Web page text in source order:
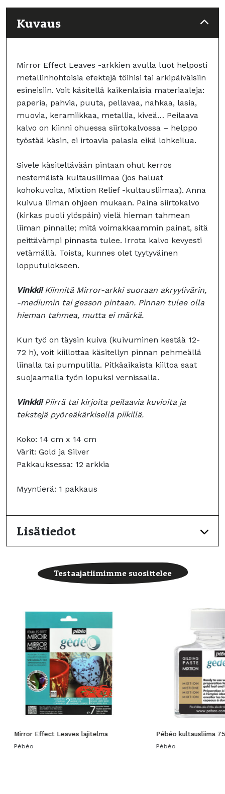
Kuvaus
Mirror Effect Leaves -arkkien avulla luot helposti
metallinhohtoisia efektejä töihisi tai arkipäiväisiin
esineisiin. Voit käsitellä kaikenlaisia materiaaleja:
paperia, pahvia, puuta, pellavaa, nahkaa, lasia,
muovia, keramiikkaa, metallia, kiveä… Peilaava
kalvo on kiinni ohuessa siirtokalvossa – helppo
työstää käsin, ei irtoavia palasia eikä lohkeilua.
Sivele käsiteltävään pintaan ohut kerros
nestemäistä kultausliimaa (jos haluat
kohokuvoita, Mixtion Relief -kultausliimaa). Anna
kuivua liiman ohjeen mukaan. Paina siirtokalvo
(kirkas puoli ylöspäin) vielä hieman tahmean
liiman pinnalle; mitä voimakkaammin painat, sitä
peittävämpi pinnasta tulee. Irrota kalvo kevyesti
vetämällä. Toista, kunnes olet tyytyväinen
lopputulokseen.
Vinkki!Kiinnitä Mirror-arkki suoraan akryylivärin,
-mediumin tai gesson pintaan. Pinnan tulee olla
hieman tahmea, mutta ei märkä.
Kun työ on täysin kuiva (kuivuminen kestää 12-
72 h), voit kiillottaa käsitellyn pinnan pehmeällä
liinalla tai pumpulilla. Pitkäaikaista kiiltoa saat
suojaamalla työn lopuksi vernissalla.
Vinkki!Piirrä tai kirjoita peilaavia kuvioita ja
tekstejä pyöreäkärkisellä piikillä.
Koko: 14 cm x 14 cm
Värit: Gold ja Silver
Pakkauksessa: 12 arkkia
Myyntierä: 1 pakkaus
Lisätiedot
Testaajatiimimme suosittelee
Mirror Effect Leaves lajitelma
Pébéo
Pébéo kultausliima
Pébéo